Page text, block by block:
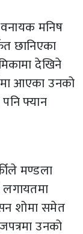
मनिष
छानिएका
देखिने
आएका उनको
फ्यान
मण्डला
लगायतमा
शोमा समेत
उनको